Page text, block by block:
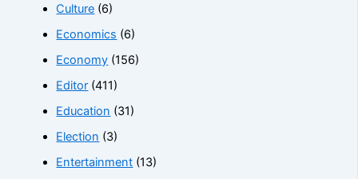
Culture (6)
Economics (6)
Economy (156)
Editor (411)
Education (31)
Election (3)
Entertainment (13)